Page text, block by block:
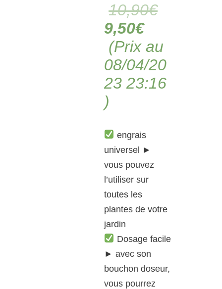
10,90€
9,50€
(Prix au
08/04/20
23 23:16
)
engrais
universel ►
vous pouvez
l’utiliser sur
toutes les
plantes de votre
jardin
Dosage facile
► avec son
bouchon doseur,
vous pourrez